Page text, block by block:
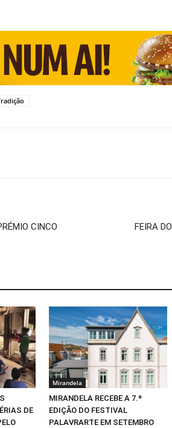
CINCO
FEIRA
DE
Mirandela
MIRANDELA RECEBE A 7.ª
EDIÇÃO DO FESTIVAL
PALAVRARTE EM SETEMBRO